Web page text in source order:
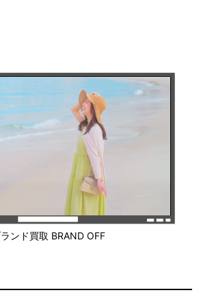
ンド買取 BRAND OFF